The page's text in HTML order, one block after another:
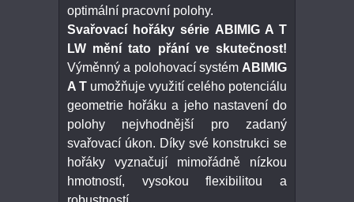
optimální pracovní polohy.
Svařovací hořáky série ABIMIG A T
LW mění tato přání ve skutečnost!
Výměnný a polohovací systém ABIMIG
A T umožňuje využití celého potenciálu
geometrie hořáku a jeho nastavení do
polohy nejvhodnější pro zadaný
svařovací úkon. Díky své konstrukci se
hořáky vyznačují mimořádně nízkou
hmotností, vysokou flexibilitou a